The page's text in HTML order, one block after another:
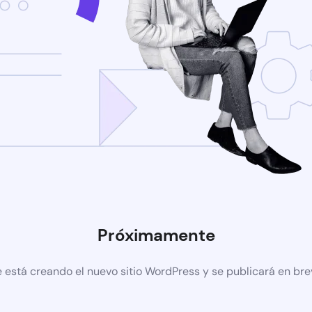
Próximamente
está creando el nuevo sitio WordPress y se publicará en